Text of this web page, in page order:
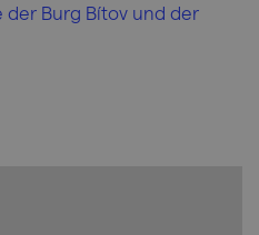
Burg Bítov und der